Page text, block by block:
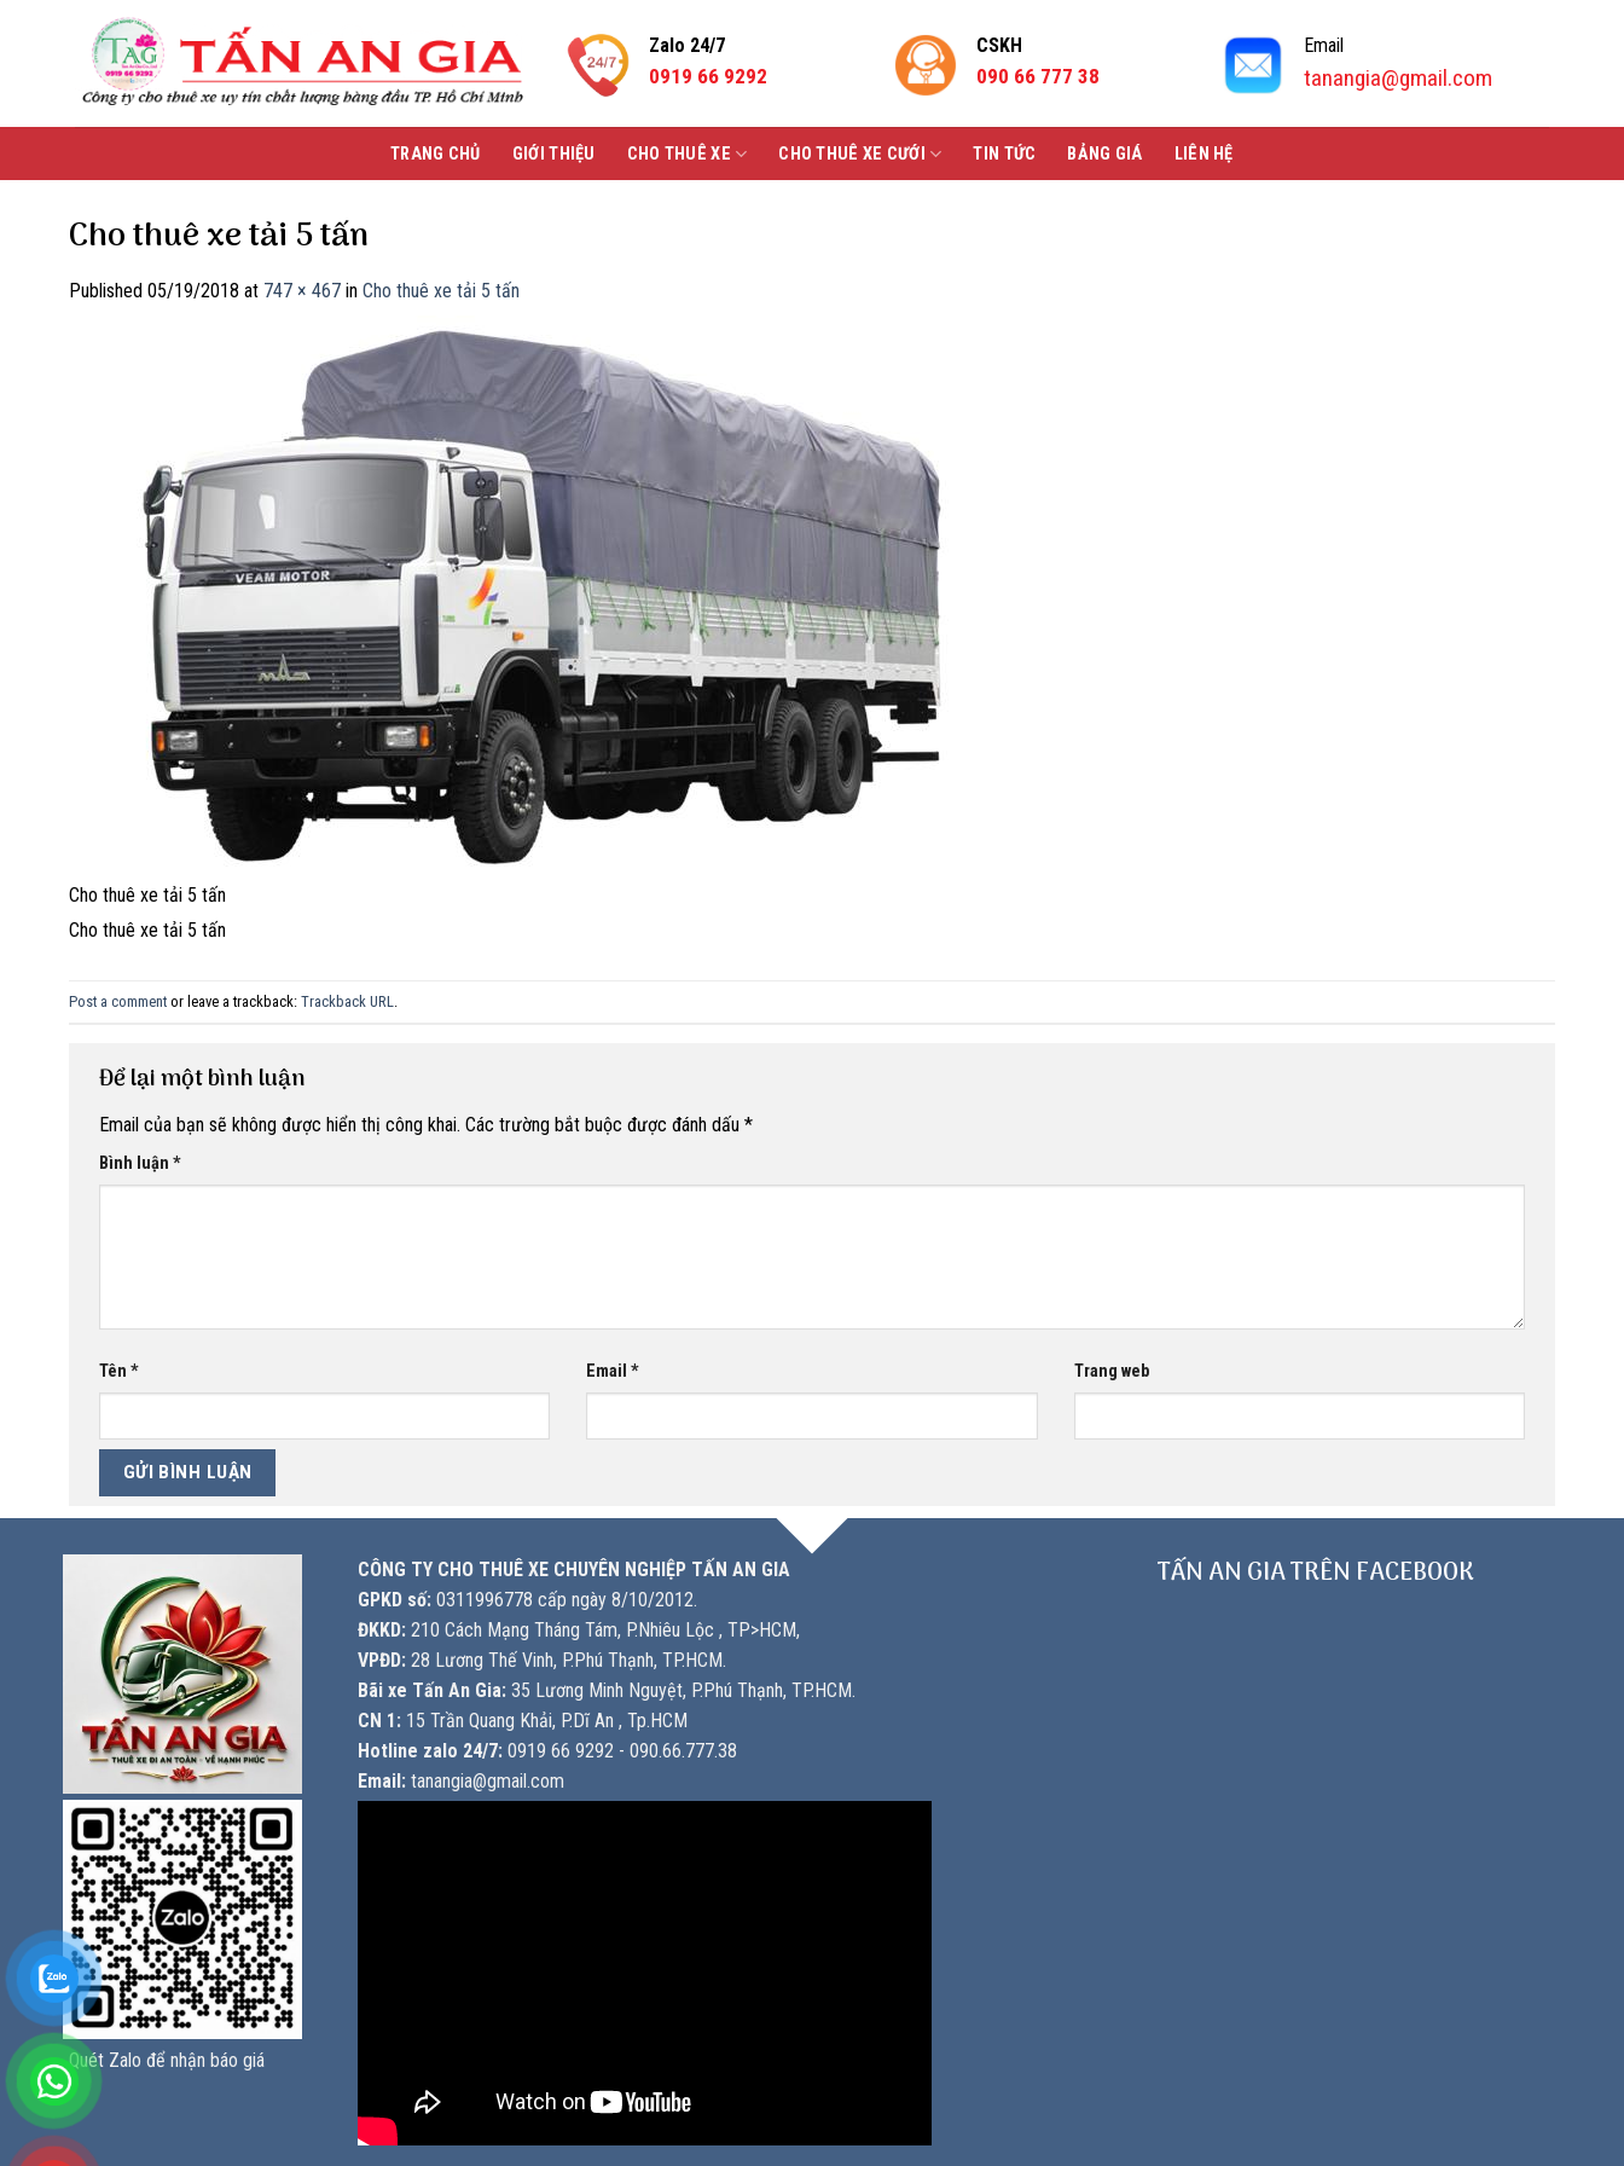
Zalo 24/7
0919 66 9292
CSKH
090 66 777 38
Email
tanangia@gmail.com
TRANG CHỦ GIỚI THIỆU CHO THUÊ XE CHO THUÊ XE CƯỚI TIN TỨC BẢNG GIÁ LIÊN HỆ
Cho thuê xe tải 5 tấn
Published 05/19/2018 at 747 × 467 in Cho thuê xe tải 5 tấn
Cho thuê xe tải 5 tấn
Cho thuê xe tải 5 tấn
Post a comment or leave a trackback: Trackback URL
Để lại một bình luận
Email của bạn sẽ không được hiển thị công khai. Các trường bắt buộc được đánh dấu *
Bình luận *
Tên * Email* Trang web
Quét Zalo để nhận báo giá
CÔNG TY CHO THUÊ XE CHUYÊN NGHIỆP TẤN AN GIA
GPKD số: 0311996778 cấp ngày 8/10/2012.
ĐKKD: 210 Cách Mạng Tháng Tám, P.Nhiêu Lộc , TP>HCM,
VPĐD: 28 Lương Thế Vinh, P.Phú Thạnh, TP.HCM.
Bãi xe Tấn An Gia: 35 Lương Minh Nguyệt, P.Phú Thạnh, TP.HCM.
CN 1: 15 Trần Quang Khải, P.Dĩ An , Tp.HCM
Hotline zalo 24/7: 0919 66 9292 - 090.66.777.38
Email: tanangia@gmail.com
TẤN AN GIA TRÊN FACEBOOK